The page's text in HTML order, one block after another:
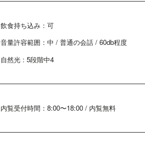
飲食持ち込み：可
音量許容範囲：中 / 普通の会話 / 60db程度
自然光 : 5段階中4
内覧受付時間：8:00〜18:00 / 内覧無料